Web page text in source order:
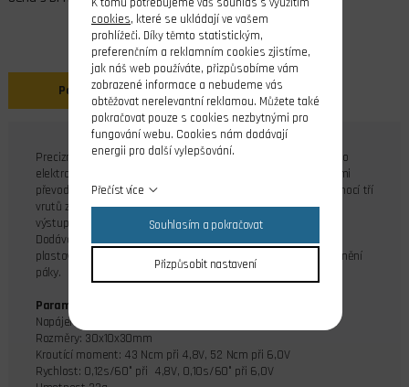
Popis Soubory ke stažení
Precizní digitální servoKST DS135 MGje určené především pro
elektrovětroně a větroně. Je osazené velmi přesnými kovovými
převody a má celokovovou krabičku. Do křídla se instaluje pomocí tří
vrutů za úchyty na krabičce. Servo vykazuje minimální vůle na
výstupu a vysokou přesnost chodu.
Dodávané příslušenství: 3 x plastová páka, 1 x jednoramenná
plastová páka, 3 vruty pro upevnění serva, 1 x šroub pro upevnění
páky.
Parametry serva DS135 MG:
Napájení: 4,5V-6,0V
Rozměry: 30x10x30mm
Kroutící moment: 43 Ncm při 4,8V, 52 Ncm při 6,0V
Rychlost: 0,12s/60° při 4,8V, 0,10s/60° při 6,0V
cookies, které se ukládají ve vašem
prohlížeči. Díky těmto statistickým,
preferenčním a reklamním cookies zjistíme,
jak náš web používáte, přizpůsobíme vám
zobrazené informace a nebudeme vás
obtěžovat nerelevantní reklamou. Můžete také
pokračovat pouze s cookies nezbytnými pro
fungování webu. Cookies nám dodávají
energii pro další vylepšování.
Přečíst více
Souhlasím a pokračovat
Přizpůsobit nastavení